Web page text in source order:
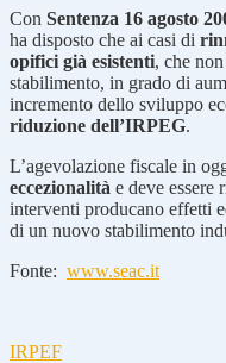
Con Sentenza 16 agosto
ha disposto che ai casi di
opifici già esistenti, che
stabilimento, in grado di
incremento dello sviluppo
riduzione dell’IRPEG.
L’agevolazione fiscale in
eccezionalità e deve essere
interventi producano effetti
di un nuovo stabilimento
Fonte: www.seac.it
IRPEF